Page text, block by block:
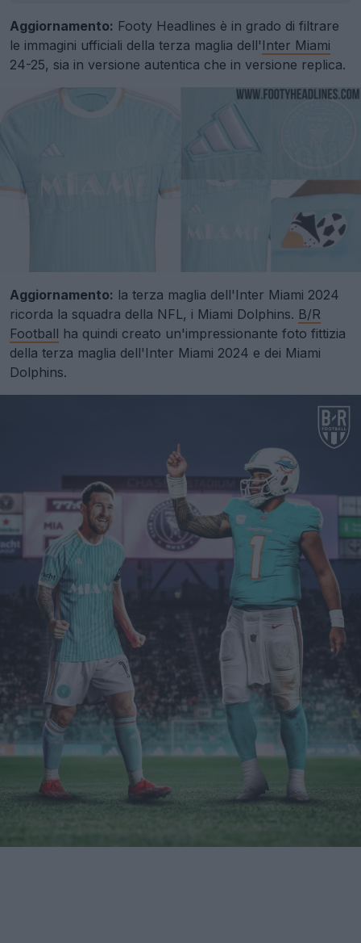
Aggiornamento: Footy Headlines è in grado di filtrare
le immagini ufficiali della terza maglia dell' Inter Miami
24-25, sia in versione autentica che in versione replica.
Aggiornamento: la terza maglia dell'Inter Miami 2024
ricorda la squadra della NFL, i Miami Dolphins. B/R
Football ha quindi creato un'impressionante foto fittizia
della terza maglia dell'Inter Miami 2024 e dei Miami
Dolphins.